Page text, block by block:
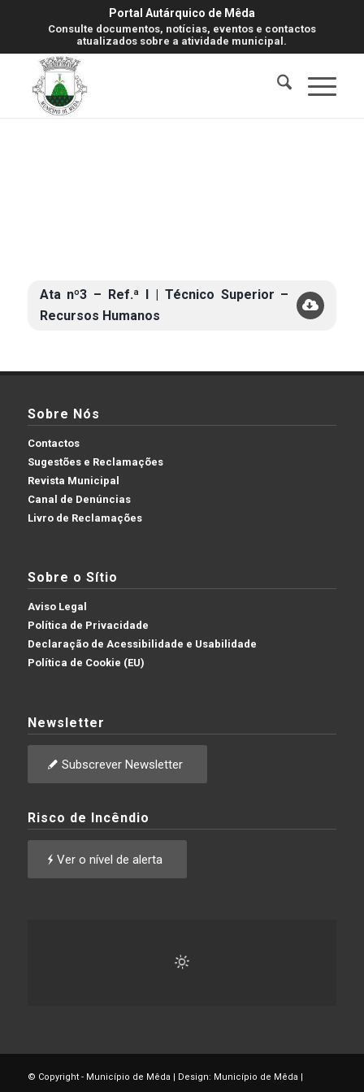
Portal Autárquico de Mêda
Consulte documentos, notícias, eventos e contactos
atualizados sobre a atividade municipal.
Ata nº3 – Ref.ª I | Técnico Superior –
Recursos Humanos
Sobre Nós
Contactos
Sugestões e Reclamações
Revista Municipal
Canal de Denúncias
Livro de Reclamações
Sobre o Sítio
Aviso Legal
Política de Privacidade
Declaração de Acessibilidade e Usabilidade
Política de Cookie (EU)
Newsletter
Subscrever Newsletter
Risco de Incêndio
Ver o nível de alerta
© Copyright - Município de Mêda | Design: Município de Mêda |